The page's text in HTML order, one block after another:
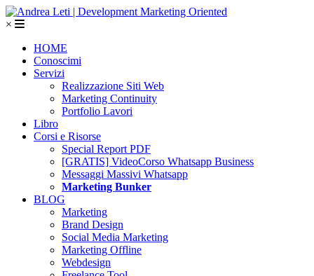
×
HOME
Conoscimi
Servizi
Realizzazione Siti Web
Marketing Continuity
Portfolio Lavori
Libro
Corsi e Risorse
Special Report PDF
[GRATIS] VideoCorso Whatsapp Business
Messaggi Massivi Whatsapp
Marketing Bunker
BLOG
Marketing
Brand Design
Social Media Marketing
Marketing Offline
Webdesign